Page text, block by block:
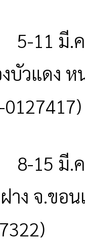
11 มี.
บัวแดง
0127417)
15 มี.
าง จ.ขอ